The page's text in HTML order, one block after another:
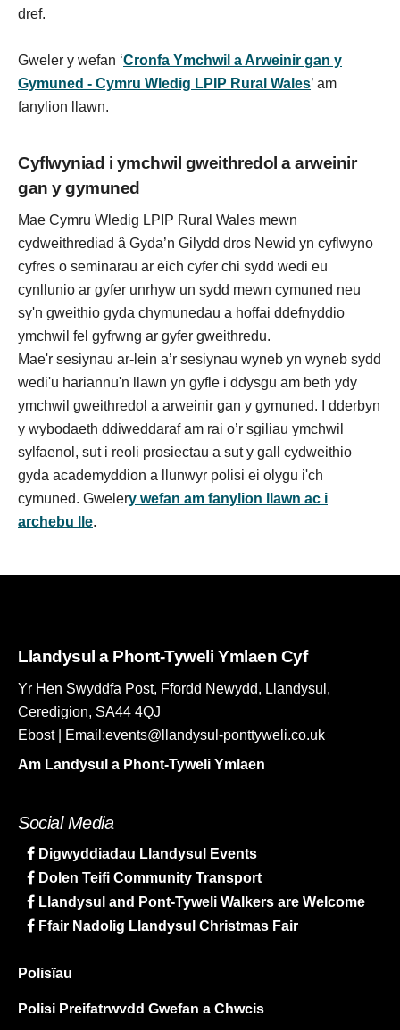
dref.
Gweler y wefan ‘Cronfa Ymchwil a Arweinir gan y
Gymuned - Cymru Wledig LPIP Rural Wales’ am
fanylion llawn.
Cyflwyniad i ymchwil gweithredol a arweinir
gan y gymuned
Mae Cymru Wledig LPIP Rural Wales mewn
cydweithrediad â Gyda’n Gilydd dros Newid yn cyflwyno
cyfres o seminarau ar eich cyfer chi sydd wedi eu
cynllunio ar gyfer unrhyw un sydd mewn cymuned neu
sy'n gweithio gyda chymunedau a hoffai ddefnyddio
ymchwil fel gyfrwng ar gyfer gweithredu.
Mae'r sesiynau ar-lein a’r sesiynau wyneb yn wyneb sydd
wedi'u hariannu'n llawn yn gyfle i ddysgu am beth ydy
ymchwil gweithredol a arweinir gan y gymuned. I dderbyn
y wybodaeth ddiweddaraf am rai o’r sgiliau ymchwil
sylfaenol, sut i reoli prosiectau a sut y gall cydweithio
gyda academyddion a llunwyr polisi ei olygu i'ch
cymuned. Gwelery wefan am fanylion llawn ac i
archebu lle.
Llandysul a Phont-Tyweli Ymlaen Cyf
Yr Hen Swyddfa Post, Ffordd Newydd, Llandysul,
Ceredigion, SA44 4QJ
Ebost | Email:events@llandysul-ponttyweli.co.uk
Am Landysul a Phont-Tyweli Ymlaen
Social Media
Digwyddiadau Llandysul Events
Dolen Teifi Community Transport
Llandysul and Pont-Tyweli Walkers are Welcome
Ffair Nadolig Llandysul Christmas Fair
Polisïau
Polisi Preifatrwydd Gwefan a Chwcis